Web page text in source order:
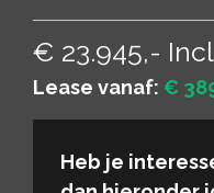
€ 23.945,-
Lease vanaf: €
Heb je